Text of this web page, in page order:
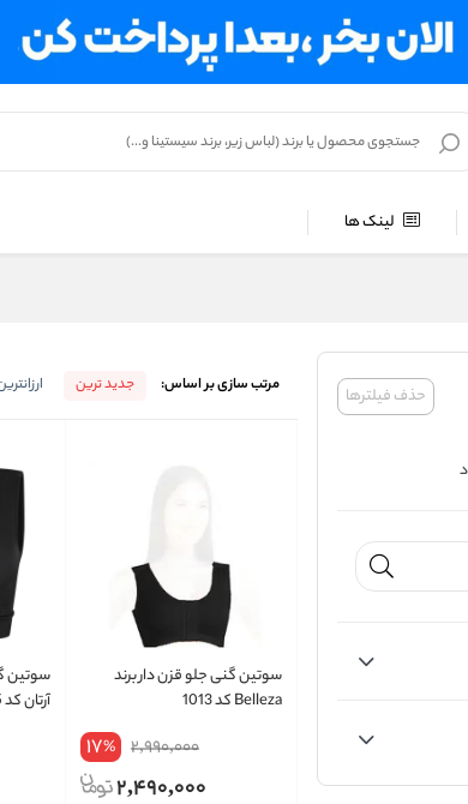
لینک ها
حذف فیلترها مرتب سازی بر اساس: جدید ترین
سوتین گنی جلو قزن دار برند
Belleza کد 1013
2,990,000
17%
2,490,000
سوتین
آرتان کد 3015